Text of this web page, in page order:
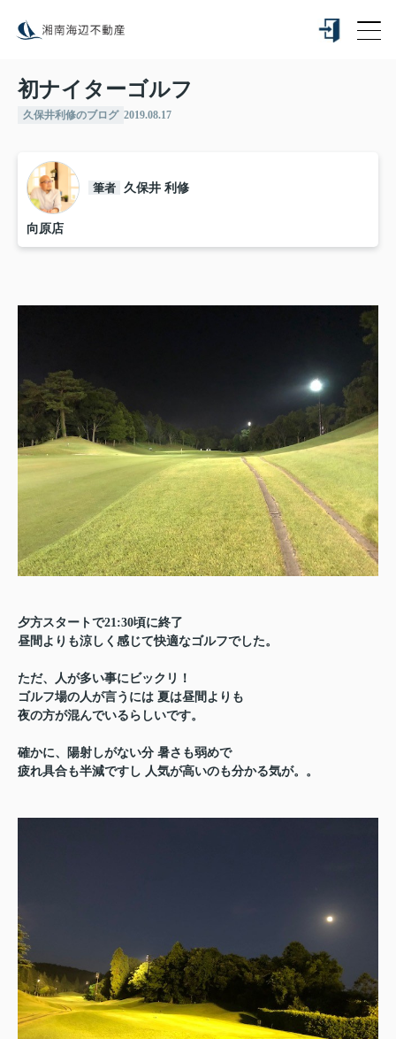
初ナイターゴルフ
久保井利修のブログ 2019.08.17
筆者 久保井 利修
向原店
夕方スタートで21:30頃に終了
昼間よりも涼しく感じて快適なゴルフでした。
ただ、人が多い事にビックリ！
ゴルフ場の人が言うには 夏は昼間よりも
夜の方が混んでいるらしいです。
確かに、陽射しがない分 暑さも弱めで
疲れ具合も半減ですし 人気が高いのも分かる気が。。